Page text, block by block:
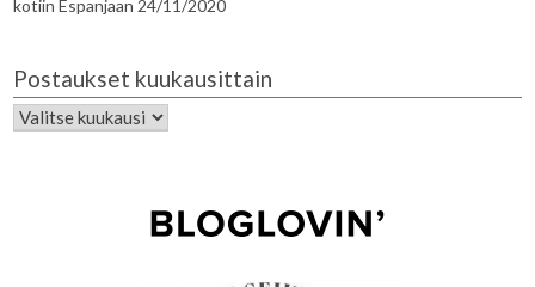
kotiin Espanjaan 24/11/2020
Postaukset kuukausittain